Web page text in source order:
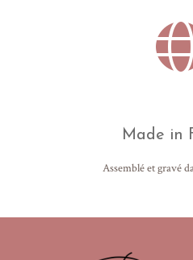
Made in
Assemblé et gravé